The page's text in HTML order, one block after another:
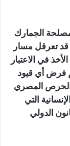
الجمارك
تعرقل مسار
في الاعتبار
فرض أي قيود
الحرص المصري
التي
الدولي